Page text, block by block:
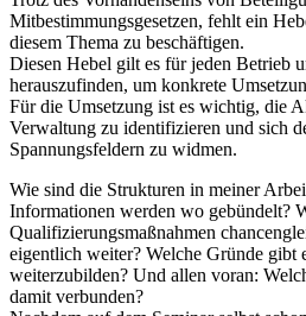
Mitbestimmungsgesetzen, fehlt ein
diesem Thema zu beschäftigen.
Diesen Hebel gilt es für jeden Betrieb
herauszufinden, um konkrete
Für die Umsetzung ist es wichtig, die
Verwaltung zu identifizieren und sich
Spannungsfeldern zu widmen.
Wie sind die Strukturen in meiner
Informationen werden wo gebündelt?
Qualifizierungsmaßnahmen
eigentlich weiter? Welche Gründe gibt
weiterzubilden? Und allen voran:
damit verbunden?